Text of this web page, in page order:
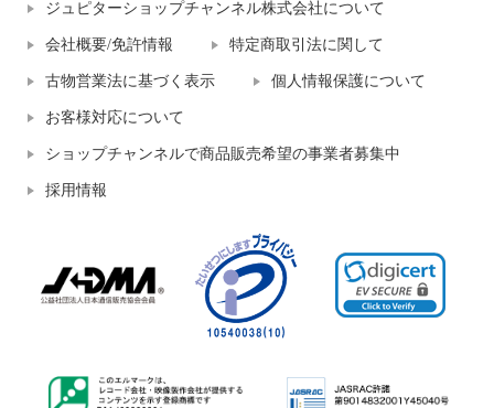
ジュピターショップチャンネル株式会社について
会社概要/免許情報 特定商取引法に関して
古物営業法に基づく表示 個人情報保護について
お客様対応について
ショップチャンネルで商品販売希望の事業者募集中
採用情報